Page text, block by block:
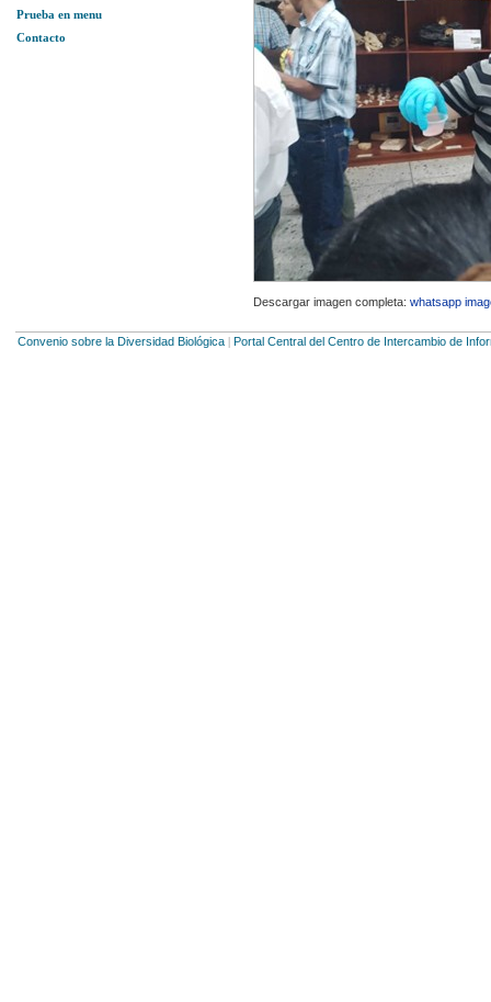
Prueba en menu
Contacto
Descargar imagen completa: whatsapp
Convenio sobre la Diversidad Biológica Portal Central del Centro de Intercambio de